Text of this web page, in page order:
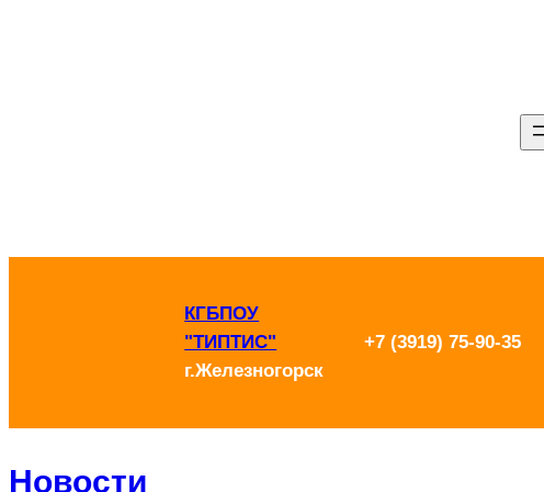
КГБПОУ
"ТИПТИС"
г.Железногорск
+7 (3919) 75-90-35
Новости